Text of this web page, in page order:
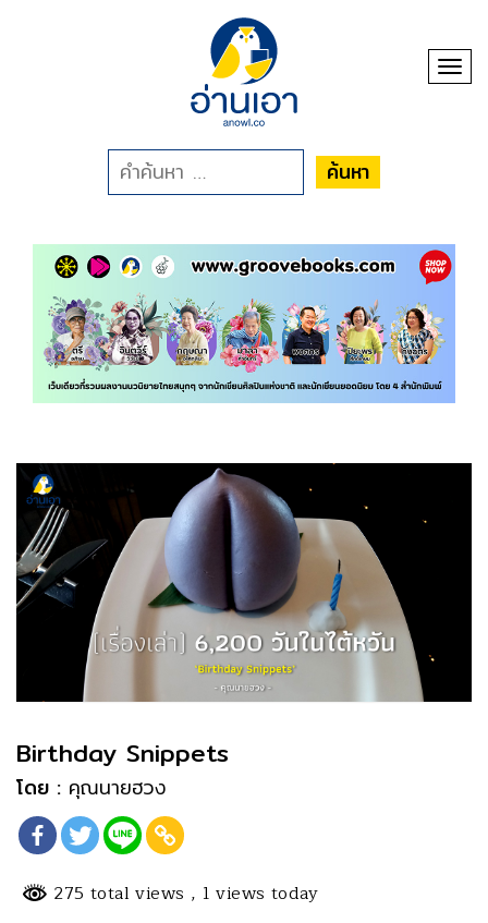
ค้นหา
Birthday Snippets
โดย : คุณนายฮวง
275 total views , 1 views today